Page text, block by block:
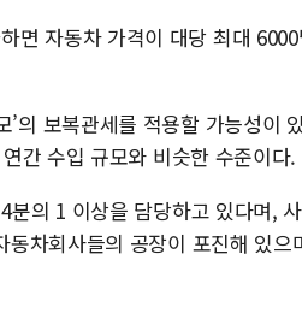
면 자동차 가격이 대당 최대
의 보복관세를 적용할 가능성이
간 수입 규모와 비슷한 수준이다.
의 1 이상을 담당하고 있다며,
차회사들의 공장이 포진해 있으